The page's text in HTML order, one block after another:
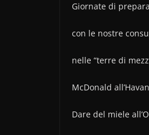
c
e
b
o
o
k
itt
er
Giornate di
con le nostre
nelle “terre di
McDonald
Dare del miele